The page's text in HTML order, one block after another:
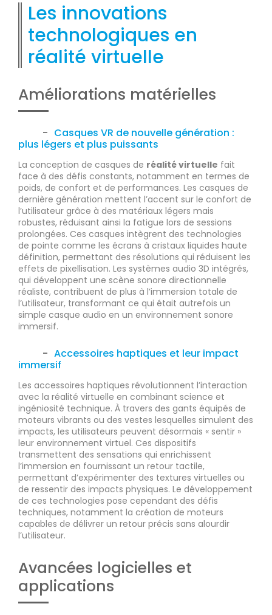
Les innovations
technologiques en
réalité virtuelle
Améliorations matérielles
Casques VR de nouvelle génération :
plus légers et plus puissants
La conception de casques de réalité virtuelle fait
face à des défis constants, notamment en termes de
poids, de confort et de performances. Les casques de
dernière génération mettent l’accent sur le confort de
l’utilisateur grâce à des matériaux légers mais
robustes, réduisant ainsi la fatigue lors de sessions
prolongées. Ces casques intègrent des technologies
de pointe comme les écrans à cristaux liquides haute
définition, permettant des résolutions qui réduisent les
effets de pixellisation. Les systèmes audio 3D intégrés,
qui développent une scène sonore directionnelle
réaliste, contribuent de plus à l’immersion totale de
l’utilisateur, transformant ce qui était autrefois un
simple casque audio en un environnement sonore
immersif.
Accessoires haptiques et leur impact
immersif
Les accessoires haptiques révolutionnent l’interaction
avec la réalité virtuelle en combinant science et
ingéniosité technique. À travers des gants équipés de
moteurs vibrants ou des vestes lesquelles simulent des
impacts, les utilisateurs peuvent désormais « sentir »
leur environnement virtuel. Ces dispositifs
transmettent des sensations qui enrichissent
l’immersion en fournissant un retour tactile,
permettant d’expérimenter des textures virtuelles ou
de ressentir des impacts physiques. Le développement
de ces technologies pose cependant des défis
techniques, notamment la création de moteurs
capables de délivrer un retour précis sans alourdir
l’utilisateur.
Avancées logicielles et
applications